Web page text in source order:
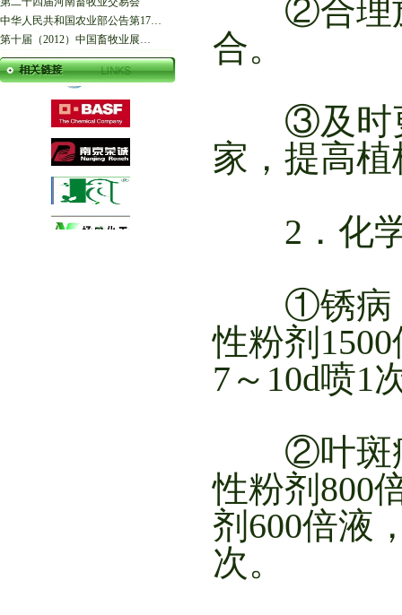
中华人民共和国农业部公告第17…
第十届（2012）中国畜牧业展…
②合理施
合。
③及时更
家，提高
2．化学
①锈病：
性粉剂
7～10d喷1
②叶斑病
性粉剂800
剂600倍液
次。